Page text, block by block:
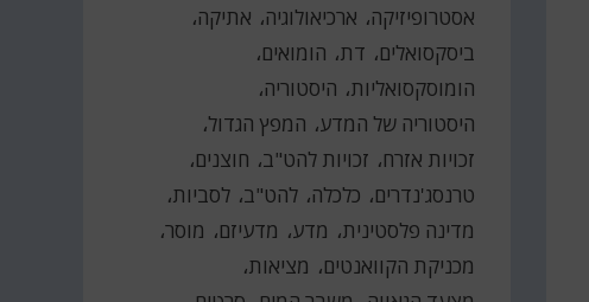
אסטרופיזיקה
ארכיאולוגיה
אתיקה
ביסקסואלים
דת הומואים
הומוסקסואליות היסטוריה
היסטוריה של המדע המפץ הגדול
זכויות אזרח
זכויות להט"ב חוצנים
טרנסג'נדרים
כלכלה להט"ב לסביות
מדינה פלסטינית
מדע מדעיזם
מוסר
מכניקת הקוואנטים
מציאות